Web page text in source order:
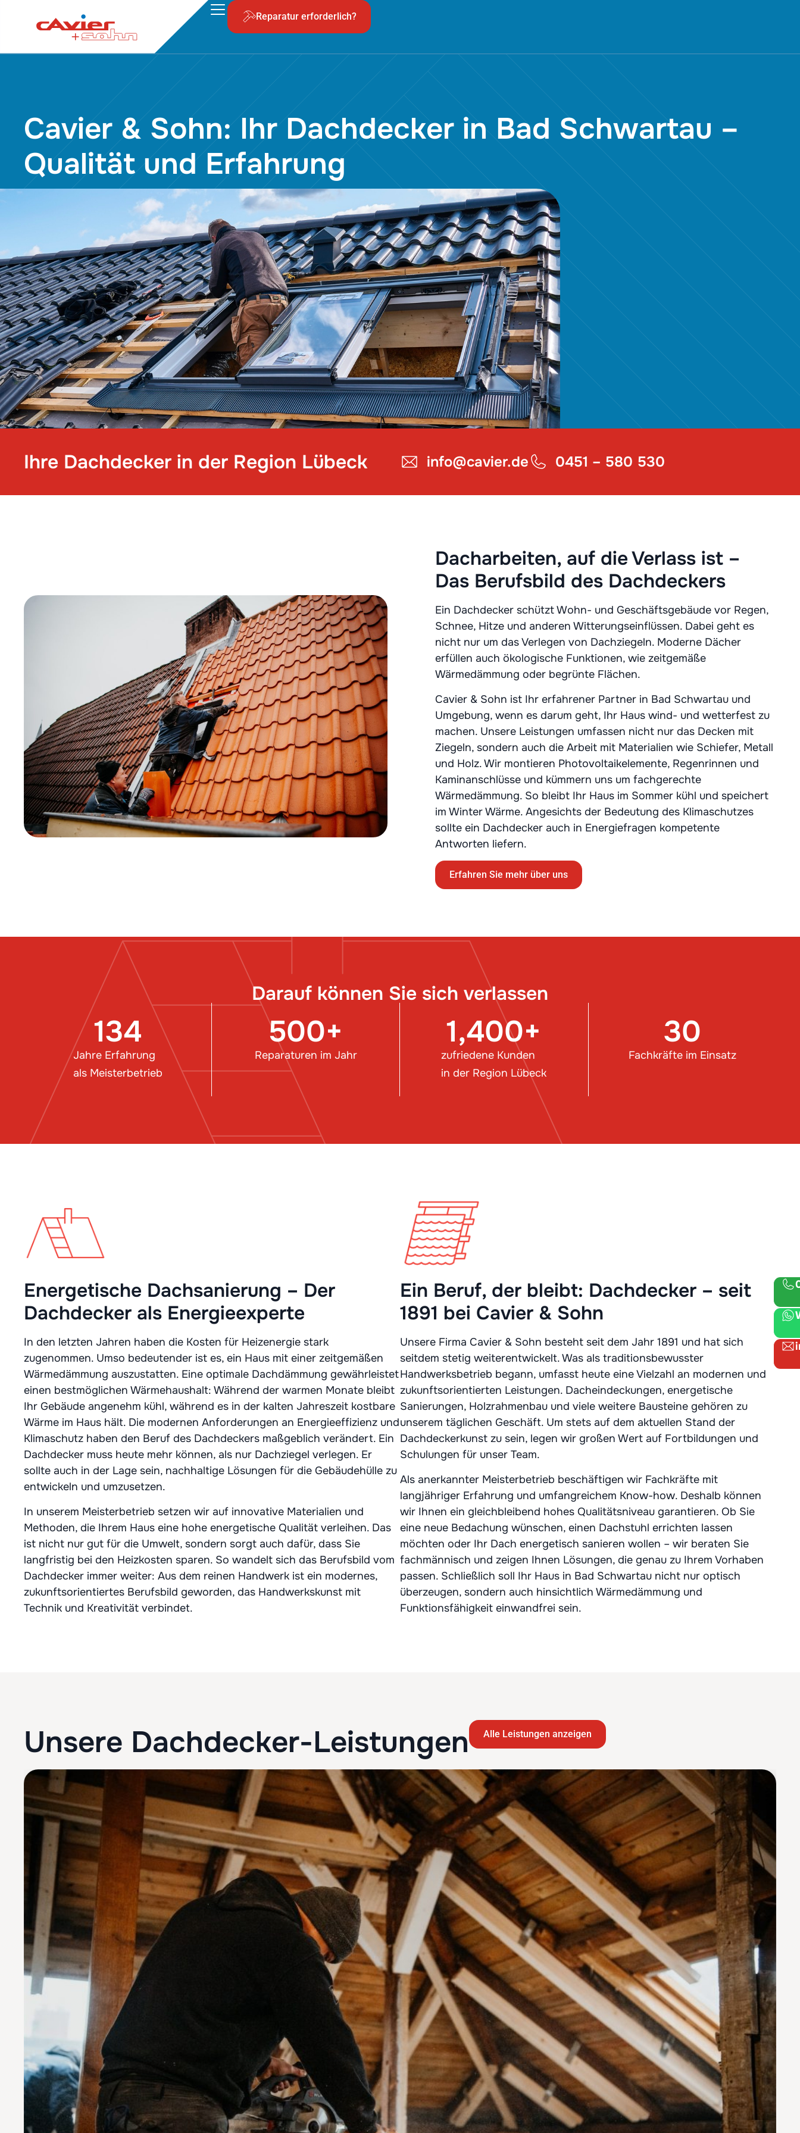
Reparatur erforderlich?
Cavier & Sohn: Ihr Dachdecker in Bad Schwartau –
Qualität und Erfahrung
Ihre Dachdecker in der Region Lübeck info@cavier.de 0451 – 580 530
Dacharbeiten, auf die Verlass ist –
Das Berufsbild des Dachdeckers
Ein Dachdecker schützt Wohn- und Geschäftsgebäude vor Regen,
Schnee, Hitze und anderen Witterungseinflüssen. Dabei geht es
nicht nur um das Verlegen von Dachziegeln. Moderne Dächer
erfüllen auch ökologische Funktionen, wie zeitgemäße
Wärmedämmung oder begrünte Flächen.
Cavier & Sohn ist Ihr erfahrener Partner in Bad Schwartau und
Umgebung, wenn es darum geht, Ihr Haus wind- und wetterfest zu
machen. Unsere Leistungen umfassen nicht nur das Decken mit
Ziegeln, sondern auch die Arbeit mit Materialien wie Schiefer, Metall
und Holz. Wir montieren Photovoltaikelemente, Regenrinnen und
Kaminanschlüsse und kümmern uns um fachgerechte
Wärmedämmung. So bleibt Ihr Haus im Sommer kühl und speichert
im Winter Wärme. Angesichts der Bedeutung des Klimaschutzes
sollte ein Dachdecker auch in Energiefragen kompetente
Antworten liefern.
Erfahren Sie mehr über uns
Darauf können Sie sich verlassen
Jahre Erfahrung
als Meisterbetrieb
134
Reparaturen im Jahr
500+
zufriedene Kunden
in der Region Lübeck
1,400+
Fachkräfte im Einsatz
30
Energetische Dachsanierung – Der
Dachdecker als Energieexperte
In den letzten Jahren haben die Kosten für Heizenergie stark
zugenommen. Umso bedeutender ist es, ein Haus mit einer zeitgemäßen
Wärmedämmung auszustatten. Eine optimale Dachdämmung gewährleistet
einen bestmöglichen Wärmehaushalt: Während der warmen Monate bleibt
Ihr Gebäude angenehm kühl, während es in der kalten Jahreszeit kostbare
Wärme im Haus hält. Die modernen Anforderungen an Energieeffizienz und
Klimaschutz haben den Beruf des Dachdeckers maßgeblich verändert. Ein
Dachdecker muss heute mehr können, als nur Dachziegel verlegen. Er
sollte auch in der Lage sein, nachhaltige Lösungen für die Gebäudehülle zu
entwickeln und umzusetzen.
In unserem Meisterbetrieb setzen wir auf innovative Materialien und
Methoden, die Ihrem Haus eine hohe energetische Qualität verleihen. Das
ist nicht nur gut für die Umwelt, sondern sorgt auch dafür, dass Sie
langfristig bei den Heizkosten sparen. So wandelt sich das Berufsbild vom
Dachdecker immer weiter: Aus dem reinen Handwerk ist ein modernes,
zukunftsorientiertes Berufsbild geworden, das Handwerkskunst mit
Technik und Kreativität verbindet.
Ein Beruf, der bleibt: Dachdecker – seit
1891 bei Cavier & Sohn
Unsere Firma Cavier & Sohn besteht seit dem Jahr 1891 und hat sich
seitdem stetig weiterentwickelt. Was als traditionsbewusster
Handwerksbetrieb begann, umfasst heute eine Vielzahl an modernen und
zukunftsorientierten Leistungen. Dacheindeckungen, energetische
Sanierungen, Holzrahmenbau und viele weitere Bausteine gehören zu
unserem täglichen Geschäft. Um stets auf dem aktuellen Stand der
Dachdeckerkunst zu sein, legen wir großen Wert auf Fortbildungen und
Schulungen für unser Team.
Als anerkannter Meisterbetrieb beschäftigen wir Fachkräfte mit
langjähriger Erfahrung und umfangreichem Know-how. Deshalb können
wir Ihnen ein gleichbleibend hohes Qualitätsniveau garantieren. Ob Sie
eine neue Bedachung wünschen, einen Dachstuhl errichten lassen
möchten oder Ihr Dach energetisch sanieren wollen – wir beraten Sie
fachmännisch und zeigen Ihnen Lösungen, die genau zu Ihrem Vorhaben
passen. Schließlich soll Ihr Haus in Bad Schwartau nicht nur optisch
überzeugen, sondern auch hinsichtlich Wärmedämmung und
Funktionsfähigkeit einwandfrei sein.
Unsere Dachdecker-Leistungen Alle Leistungen anzeigen